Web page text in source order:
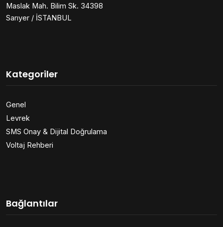
Maslak Mah. Bilim Sk. 34398
Sarıyer / İSTANBUL
Kategoriler
Genel
Levrek
SMS Onay & Dijital Doğrulama
Voltaj Rehberi
Bağlantılar